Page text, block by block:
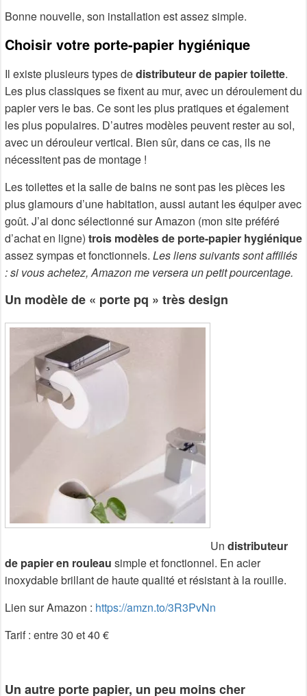
Bonne nouvelle, son installation est assez simple.
Choisir votre porte-papier hygiénique
Il existe plusieurs types dedistributeur de papier toilette.
Les plus classiques se fixent au mur, avec un déroulement du
papier vers le bas. Ce sont les plus pratiques et également
les plus populaires. D’autres modèles peuvent rester au sol,
avec un dérouleur vertical. Bien sûr, dans ce cas, ils ne
nécessitent pas de montage !
Les toilettes et la salle de bains ne sont pas les pièces les
plus glamours d’une habitation, aussi autant les équiper avec
goût. J’ai donc sélectionné sur Amazon (mon site préféré
d’achat en ligne) trois modèles de porte-papier hygiénique
assez sympas et fonctionnels. Les liens suivants sont affiliés
: si vous achetez, Amazon me versera un petit pourcentage.
Un modèle de « porte pq » très design
Un distributeur
de papier en rouleau simple et fonctionnel. En acier
inoxydable brillant de haute qualité et résistant à la rouille.
Lien sur Amazon : https://amzn.to/3R3PvNn
Tarif : entre 30 et 40 €
Un autre porte papier, un peu moins cher